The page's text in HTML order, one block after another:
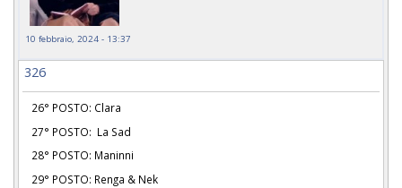
10 febbraio, 2024 - 13:37
326
26° POSTO: Clara
27° POSTO: La Sad
28° POSTO: Maninni
29° POSTO: Renga & Nek